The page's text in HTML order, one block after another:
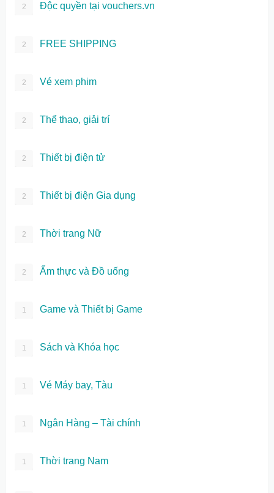
2 Độc quyền tại vouchers.vn
2 FREE SHIPPING
2 Vé xem phim
2 Thể thao, giải trí
2 Thiết bị điện tử
2 Thiết bị điện Gia dụng
2 Thời trang Nữ
2 Ẩm thực và Đồ uống
1 Game và Thiết bị Game
1 Sách và Khóa học
1 Vé Máy bay, Tàu
1 Ngân Hàng – Tài chính
1 Thời trang Nam